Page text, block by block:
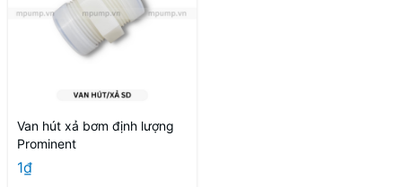
Van hút xả bơm định lượng
Prominent
1₫